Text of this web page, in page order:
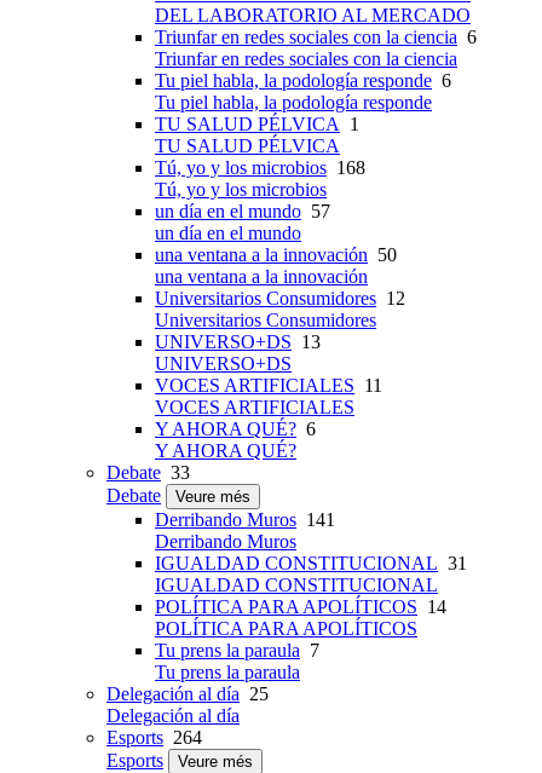
DEL LABORATORIO AL MERCADO
Triunfar en redes sociales con la ciencia 6
Triunfar en redes sociales con la ciencia
Tu piel habla, la podología responde 6
Tu piel habla, la podología responde
TU SALUD PÉLVICA
1
TU SALUD PÉLVICA
Tú, yo y los microbios 168
Tú, yo y los microbios
un día en el mundo 57
un día en el mundo
una ventana a la innovación 50
una ventana a la innovación
Universitarios Consumidores 12
Universitarios Consumidores
UNIVERSO+DS 13
UNIVERSO+DS
VOCES ARTIFICIALES 11
VOCES ARTIFICIALES
Y AHORA QUÉ? 6
Y AHORA QUÉ?
Debate 33
Debate
Veure més
Derribando Muros 141
Derribando Muros
IGUALDAD CONSTITUCIONAL 31
IGUALDAD CONSTITUCIONAL
POLÍTICA PARA APOLÍTICOS 14
POLÍTICA PARA APOLÍTICOS
Tu prens la paraula 7
Tu prens la paraula
Delegación al día 25
Delegación al día
Esports 264
Esports
Veure més